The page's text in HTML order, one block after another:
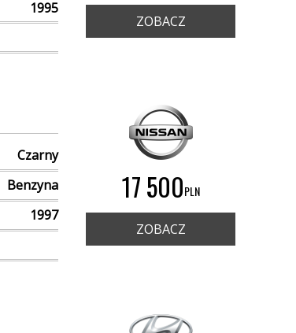
1995
ZOBACZ
Czarny
Benzyna
1997
17 500PLN
ZOBACZ